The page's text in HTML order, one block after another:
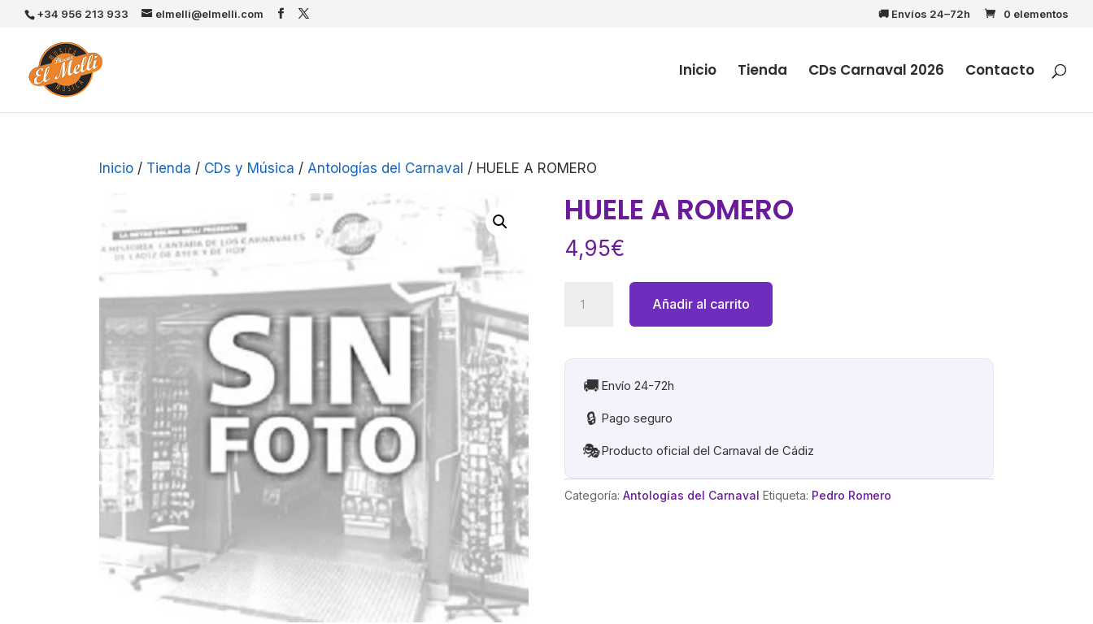
+34 956 213 933 elmelli@elmelli.com 🚚 Envíos 24–72h 0 elementos
Inicio Tienda CDs Carnaval 2026 Contacto
Inicio / Tienda / CDs y Música / Antologías del Carnaval / HUELE A ROMERO
HUELE A ROMERO
4,95€
cantidad
Añadir al carrito
🚚 Envío 24-72h
🔒 Pago seguro
🎭Producto oficial del Carnaval de Cádiz
Categoría: Antologías del Carnaval Etiqueta: Pedro Romero